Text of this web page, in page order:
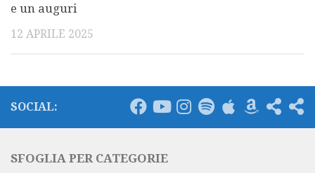
e un auguri
12 APRILE 2025
SOCIAL:
SFOGLIA PER CATEGORIE